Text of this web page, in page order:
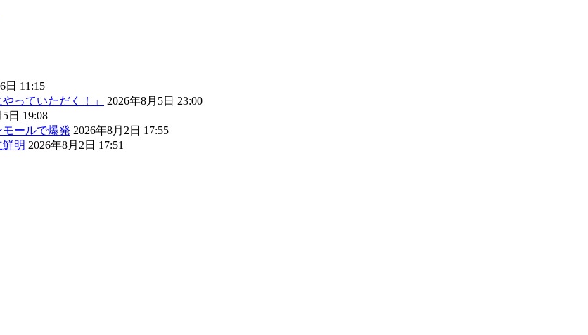
日 11:15
っていただく！」
2026年8月5日 23:00
日 19:08
ールで爆発 2026年8月2日 17:55
明 2026年8月2日 17:51